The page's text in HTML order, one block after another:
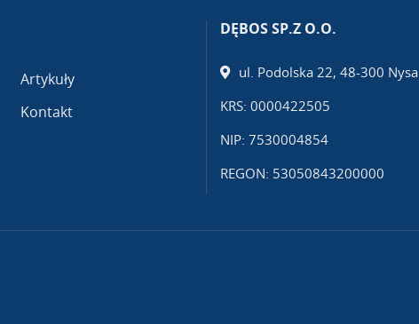
Artykuły
Kontakt
DĘBOS SP.Z O.O.
ul. Podolska 22, 48-300 Nysa
KRS: 0000422505
NIP: 7530004854
REGON: 53050843200000